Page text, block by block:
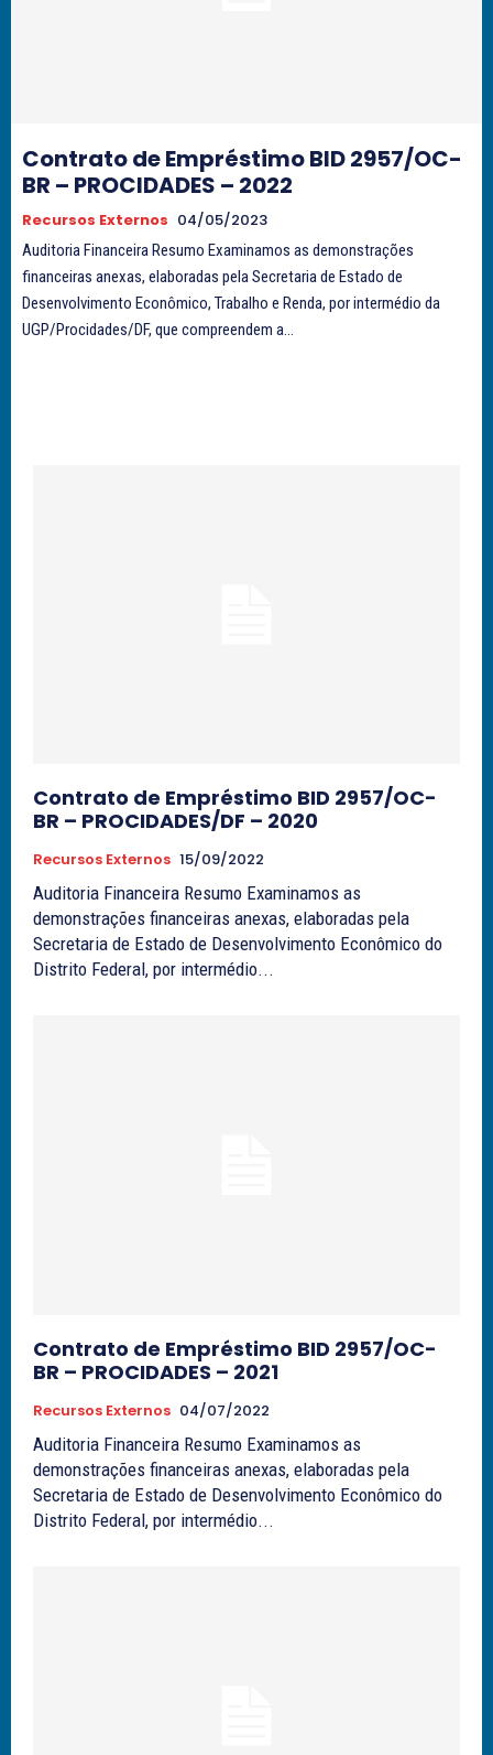
Contrato de Empréstimo BID 2957/OC-
BR – PROCIDADES – 2022
Recursos Externos 04/05/2023
Auditoria Financeira Resumo Examinamos as demonstrações
financeiras anexas, elaboradas pela Secretaria de Estado de
Desenvolvimento Econômico, Trabalho e Renda, por intermédio da
UGP/Procidades/DF, que compreendem a...
Contrato de Empréstimo BID 2957/OC-
BR – PROCIDADES/DF – 2020
Recursos Externos 15/09/2022
Auditoria Financeira Resumo Examinamos as
demonstrações financeiras anexas, elaboradas pela
Secretaria de Estado de Desenvolvimento Econômico do
Distrito Federal, por intermédio...
Contrato de Empréstimo BID 2957/OC-
BR – PROCIDADES – 2021
Recursos Externos 04/07/2022
Auditoria Financeira Resumo Examinamos as
demonstrações financeiras anexas, elaboradas pela
Secretaria de Estado de Desenvolvimento Econômico do
Distrito Federal, por intermédio...